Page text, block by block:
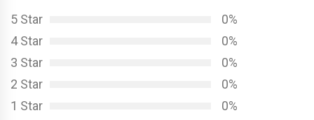
5 Star
0%
4 Star
0%
3 Star
0%
2 Star
0%
1 Star
0%